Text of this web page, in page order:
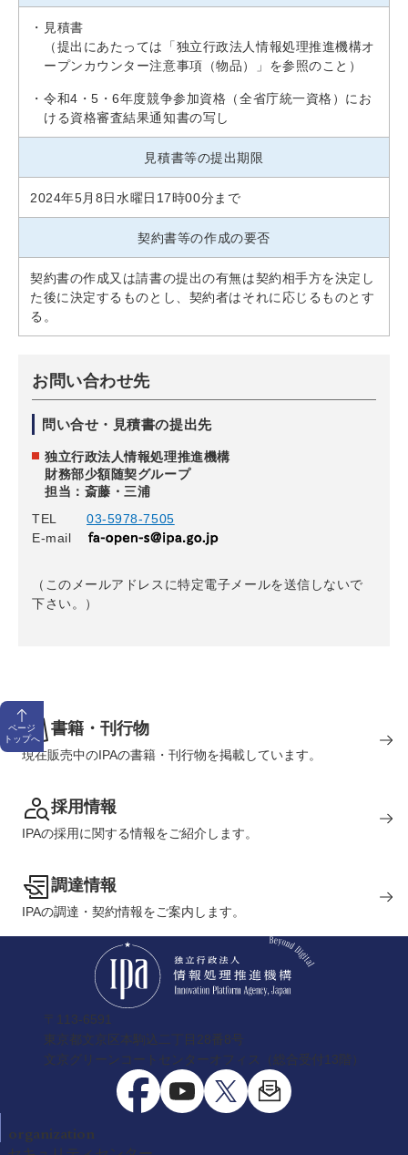
見積書
（提出にあたっては「独立行政法人情報処理推進機構オ
ープンカウンター注意事項（物品）」を参照のこと）
令和4・5・6年度競争参加資格（全省庁統一資格）にお
ける資格審査結果通知書の写し
見積書等の提出期限
2024年5月8日水曜日17時00分まで
契約書等の作成の要否
契約書の作成又は請書の提出の有無は契約相手方を決定し
た後に決定するものとし、契約者はそれに応じるものとす
る。
お問い合わせ先
問い合せ・見積書の提出先
独立行政法人情報処理推進機構
財務部少額随契グループ
担当：斎藤・三浦
TEL
03-5978-7505
E-mail
（このメールアドレスに特定電子メールを送信しないで
下さい。）
ページ
トップへ
書籍・刊行物
現在販売中のIPAの書籍・刊行物を掲載しています。
採用情報
IPAの採用に関する情報をご紹介します。
調達情報
IPAの調達・契約情報をご案内します。
〒113-6591
東京都文京区本駒込二丁目28番8号
文京グリーンコートセンターオフィス（総合受付13階）
organization